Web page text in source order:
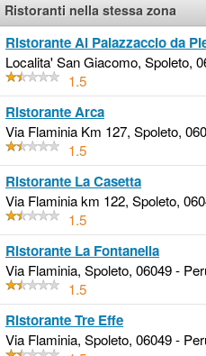
Ristoranti nella stessa zona
Ristorante Al Palazzaccio da
Localita' San Giacomo, Spoleto,
1.5
Ristorante Arca
Via Flaminia Km 127, Spoleto,
1.5
Ristorante La Casetta
Via Flaminia km 122, Spoleto,
1.5
Ristorante La Fontanella
Via Flaminia, Spoleto, 06049 -
1.5
Ristorante Tre Effe
Via Flaminia, Spoleto, 06049 -